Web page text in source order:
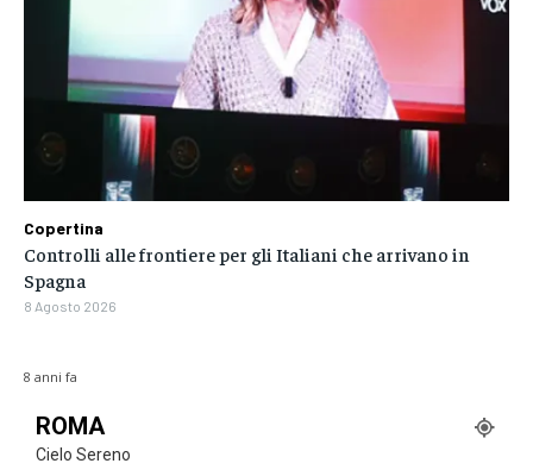
ROMA
Cielo Sereno
8 anni fa
Copertina
Controlli alle frontiere per gli Italiani che arrivano in
Spagna
8 Agosto 2026